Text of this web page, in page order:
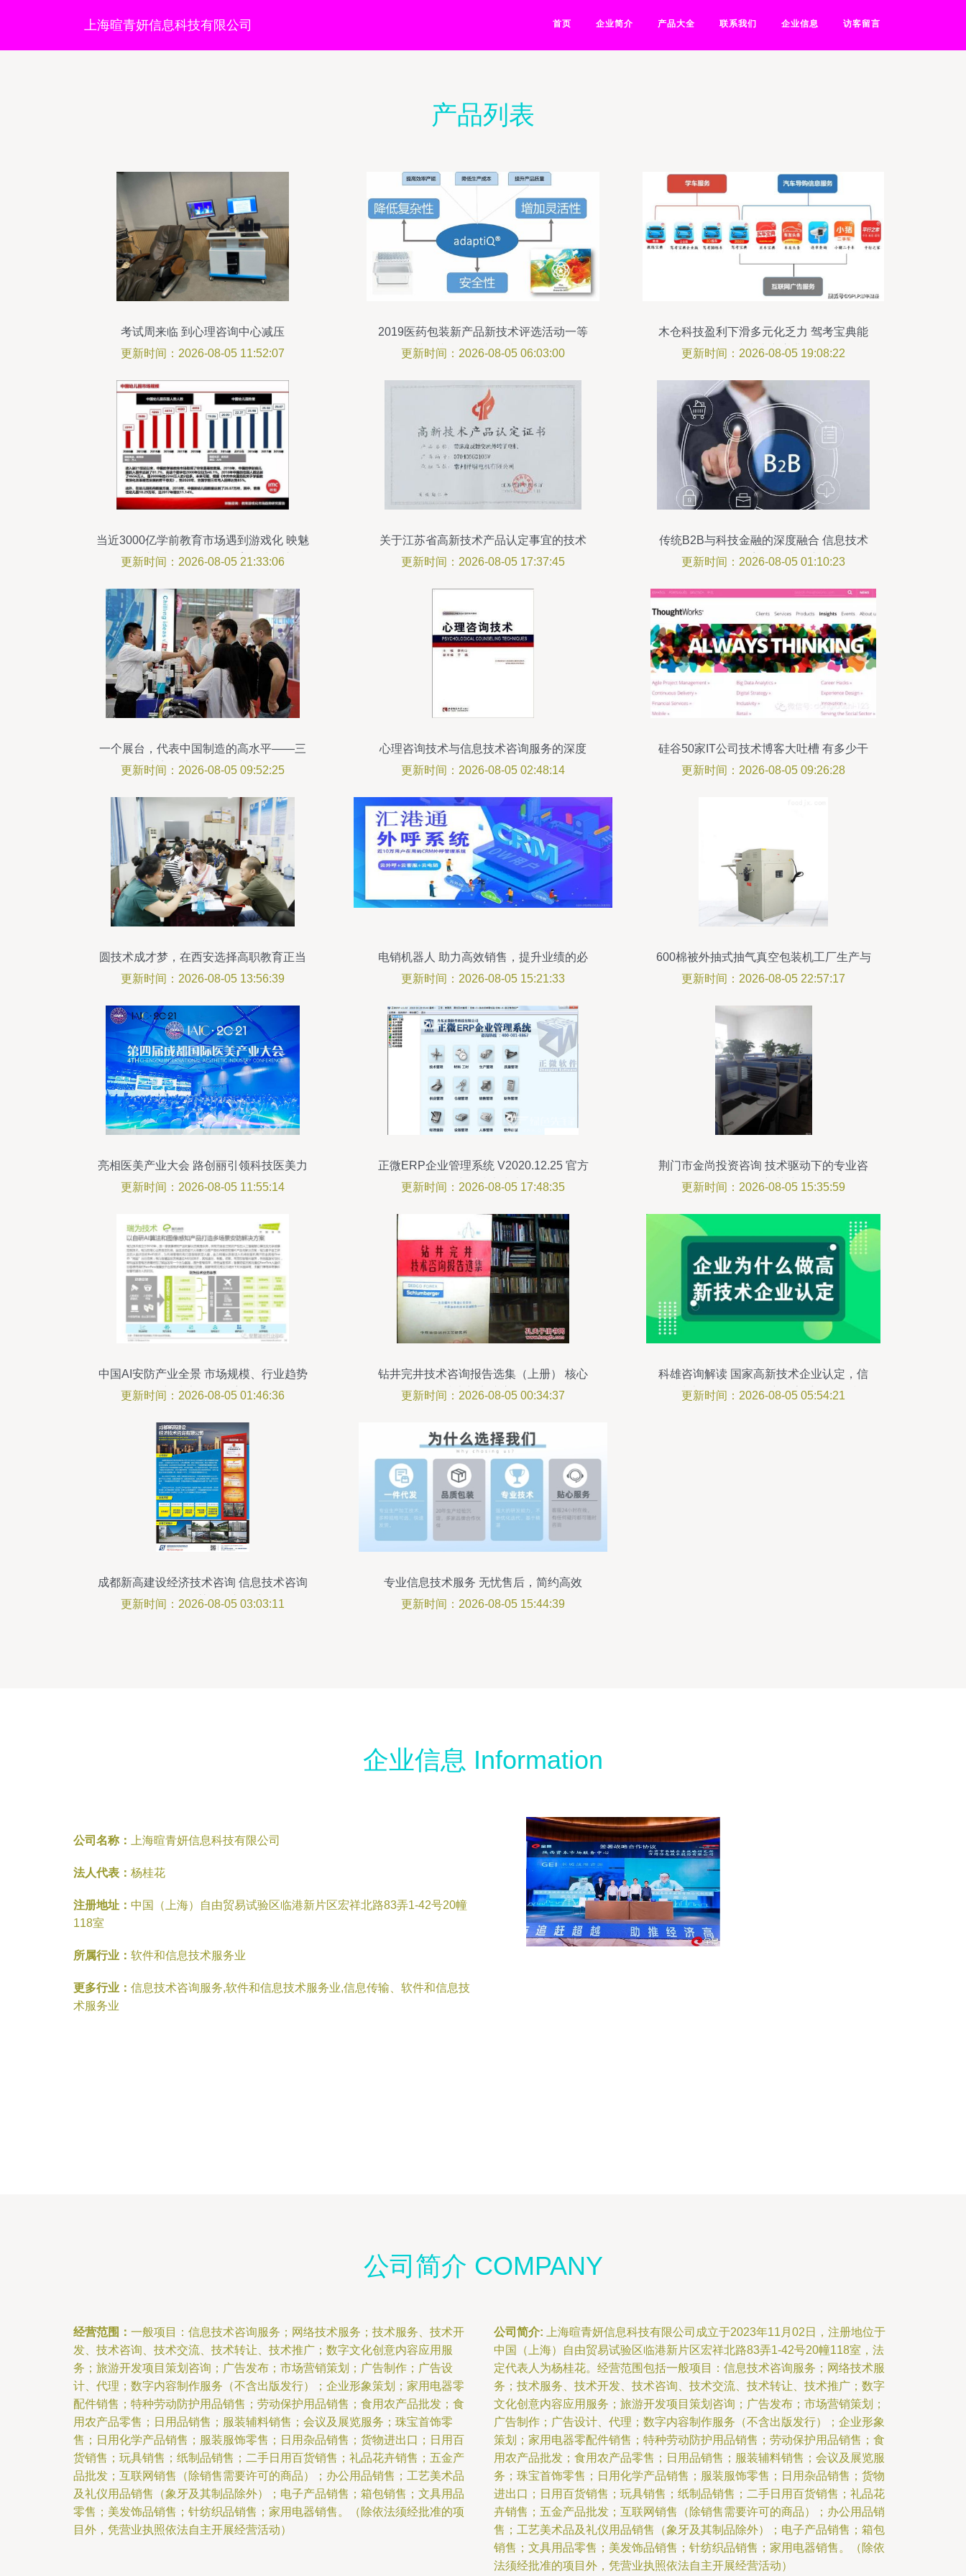
上海暄青妍信息科技有限公司 首页 企业简介 产品大全 联系我们 企业信息 访客留言
产品列表
考试周来临 到心理咨询中心减压
更新时间：2026-08-05 11:52:07
2019医药包装新产品新技术评选活动一等
奖获奖产品展示与技术咨询解析
更新时间：2026-08-05 06:03:00
木仓科技盈利下滑多元化乏力 驾考宝典能
否成为上市宝典
更新时间：2026-08-05 19:08:22
当近3000亿学前教育市场遇到游戏化 映魅
咨询联合新爵科技发布《教育游戏化市场
更新时间：2026-08-05 21:33:06
关于江苏省高新技术产品认定事宜的技术
咨询解答
更新时间：2026-08-05 17:37:45
传统B2B与科技金融的深度融合 信息技术
咨询服务如何塑造四大核心差别
更新时间：2026-08-05 01:10:23
一个展台，代表中国制造的高水平——三
花完美收官第124届广交会
更新时间：2026-08-05 09:52:25
心理咨询技术与信息技术咨询服务的深度
碰撞
更新时间：2026-08-05 02:48:14
硅谷50家IT公司技术博客大吐槽 有多少干
货，就有多少包装
更新时间：2026-08-05 09:26:28
圆技术成才梦，在西安选择高职教育正当
其时——技术咨询篇
更新时间：2026-08-05 13:56:39
电销机器人 助力高效销售，提升业绩的必
备利器与信息技术咨询服务的关键作用
更新时间：2026-08-05 15:21:33
600棉被外抽式抽气真空包装机工厂生产与
技术指南
更新时间：2026-08-05 22:57:17
亮相医美产业大会 路创丽引领科技医美力
量
更新时间：2026-08-05 11:55:14
正微ERP企业管理系统 V2020.12.25 官方
正式版技术指南
更新时间：2026-08-05 17:48:35
荆门市金尚投资咨询 技术驱动下的专业咨
询服务新范式
更新时间：2026-08-05 15:35:59
中国AI安防产业全景 市场规模、行业趋势
与技术咨询洞察
更新时间：2026-08-05 01:46:36
钻井完井技术咨询报告选集（上册） 核心
技术与实践应用
更新时间：2026-08-05 00:34:37
科雄咨询解读 国家高新技术企业认定，信
息技术咨询服务如何充分享受政策红利
更新时间：2026-08-05 05:54:21
成都新高建设经济技术咨询 信息技术咨询
服务引领智慧发展新篇章
更新时间：2026-08-05 03:03:11
专业信息技术服务 无忧售后，简约高效
更新时间：2026-08-05 15:44:39
企业信息 Information
公司名称： 上海暄青妍信息科技有限公司
法人代表： 杨桂花
注册地址： 中国（上海）自由贸易试验区临港新片区宏祥北路83弄1-42号20幢
118室
所属行业： 软件和信息技术服务业
更多行业： 信息技术咨询服务,软件和信息技术服务业,信息传输、软件和信息技
术服务业
公司简介 COMPANY
经营范围： 一般项目：信息技术咨询服务；网络技术服务；技术服务、技术开
发、技术咨询、技术交流、技术转让、技术推广；数字文化创意内容应用服
务；旅游开发项目策划咨询；广告发布；市场营销策划；广告制作；广告设
计、代理；数字内容制作服务（不含出版发行）；企业形象策划；家用电器零
配件销售；特种劳动防护用品销售；劳动保护用品销售；食用农产品批发；食
用农产品零售；日用品销售；服装辅料销售；会议及展览服务；珠宝首饰零
售；日用化学产品销售；服装服饰零售；日用杂品销售；货物进出口；日用百
货销售；玩具销售；纸制品销售；二手日用百货销售；礼品花卉销售；五金产
品批发；互联网销售（除销售需要许可的商品）；办公用品销售；工艺美术品
及礼仪用品销售（象牙及其制品除外）；电子产品销售；箱包销售；文具用品
零售；美发饰品销售；针纺织品销售；家用电器销售。（除依法须经批准的项
目外，凭营业执照依法自主开展经营活动）
公司简介: 上海暄青妍信息科技有限公司成立于2023年11月02日，注册地位于
中国（上海）自由贸易试验区临港新片区宏祥北路83弄1-42号20幢118室，法
定代表人为杨桂花。经营范围包括一般项目：信息技术咨询服务；网络技术服
务；技术服务、技术开发、技术咨询、技术交流、技术转让、技术推广；数字
文化创意内容应用服务；旅游开发项目策划咨询；广告发布；市场营销策划；
广告制作；广告设计、代理；数字内容制作服务（不含出版发行）；企业形象
策划；家用电器零配件销售；特种劳动防护用品销售；劳动保护用品销售；食
用农产品批发；食用农产品零售；日用品销售；服装辅料销售；会议及展览服
务；珠宝首饰零售；日用化学产品销售；服装服饰零售；日用杂品销售；货物
进出口；日用百货销售；玩具销售；纸制品销售；二手日用百货销售；礼品花
卉销售；五金产品批发；互联网销售（除销售需要许可的商品）；办公用品销
售；工艺美术品及礼仪用品销售（象牙及其制品除外）；电子产品销售；箱包
销售；文具用品零售；美发饰品销售；针纺织品销售；家用电器销售。（除依
法须经批准的项目外，凭营业执照依法自主开展经营活动）